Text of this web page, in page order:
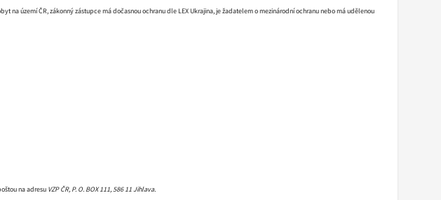
na území ČR, zákonný zástupce má dočasnou ochranu dle LEX Ukrajina, je žadatelem o mezinárodní ochranu nebo má udělenou
na adresu VZP ČR, P. O. BOX 111, 586 11 Jihlava.